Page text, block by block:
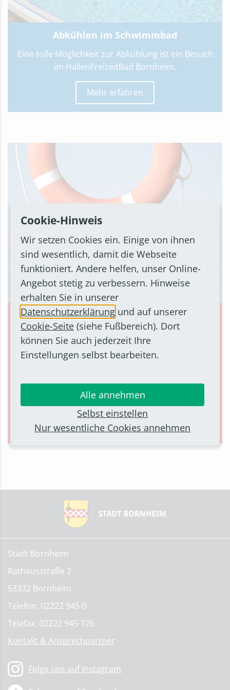
Abkühlen im Schwimmbad
Eine tolle Möglichkeit zur Abkühlung ist ein Besuch
im HallenFreizeitBad Bornheim.
Mehr erfahren
Schwimmen im Rhein ist lebensgefährlich
Bei schönem Wetter, besonders zur Ferienzeit,
erfreuet sich das Bornheimer Rheinufer großer
Beliebtheit. Immer wieder ereignen sich in den
Schwimmer*innen im Rhein, die leichtsinnig im
Wasser eine Abkühlung suchen.
Mehr erfahren
Stadt Bornheim
Rathausstraße 2
53332 Bornheim
Telefon: 02222 945-0
Telefax: 02222 945-126
Kontakt & Ansprechpartner
Folge uns auf Instagram
Cookie-Hinweis
Wir setzen Cookies ein. Einige von ihnen
sind wesentlich, damit die Webseite
funktioniert. Andere helfen, unser Online-
Angebot stetig zu verbessern. Hinweise
erhalten Sie in unserer
Datenschutzerklärung und auf unserer
Cookie-Seite (siehe Fußbereich). Dort
können Sie auch jederzeit Ihre
Einstellungen selbst bearbeiten.
Alle annehmen
Selbst einstellen
Nur wesentliche Cookies annehmen